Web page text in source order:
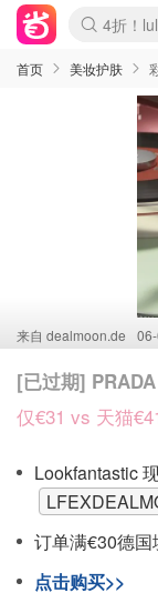
4折！
还没结
Joybuy
速领！
疑似霸
Coach
首页 美妆护肤
来自 dealmoon.de
[已过期]
仅€31 vs 天猫
Lookfantastic
订单满€30德国
点击购买>>